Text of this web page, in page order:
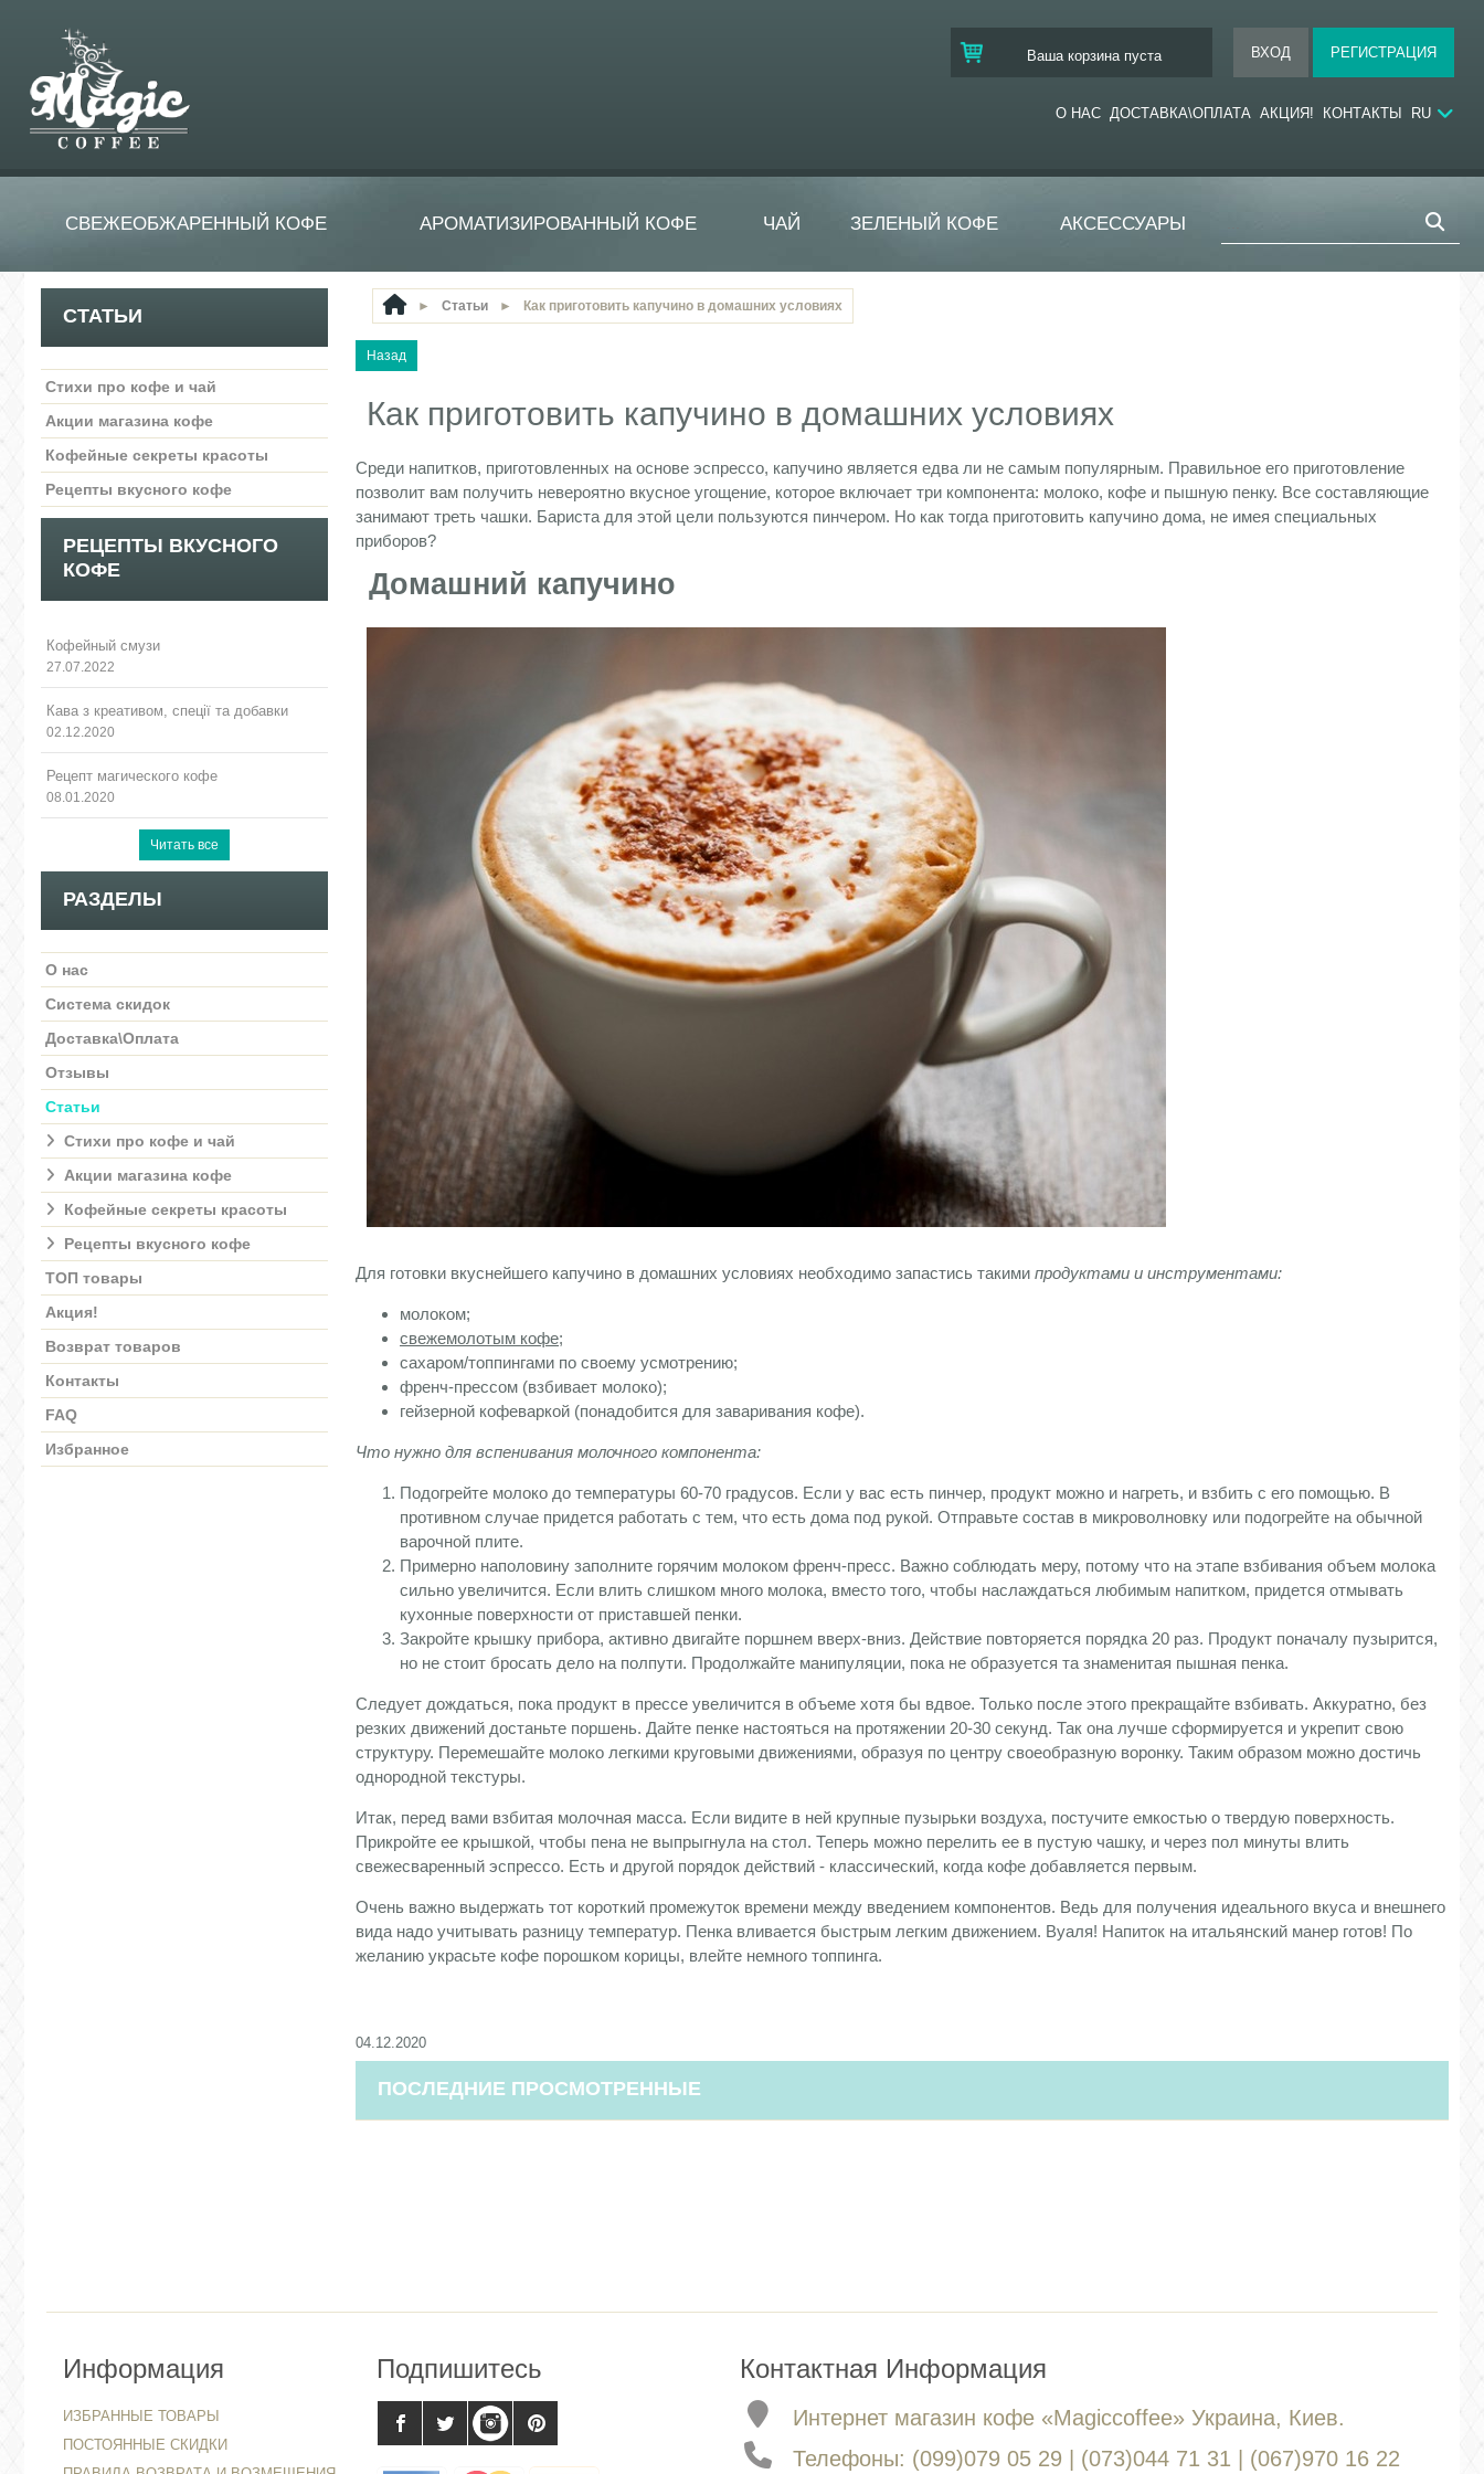
Ваша корзина пуста
О НАС ДОСТАВКА\ОПЛАТА АКЦИЯ! КОНТАКТЫ RU
СВЕЖЕОБЖАРЕННЫЙ КОФЕ АРОМАТИЗИРОВАННЫЙ КОФЕ ЧАЙ ЗЕЛЕНЫЙ КОФЕ АКСЕССУАРЫ
СТАТЬИ
Стихи про кофе и чай
Акции магазина кофе
Кофейные секреты красоты
Рецепты вкусного кофе
РЕЦЕПТЫ ВКУСНОГО
КОФЕ
Кофейный смузи
27.07.2022
Кава з креативом, спеції та добавки
02.12.2020
Рецепт магического кофе
08.01.2020
РАЗДЕЛЫ
О нас
Система скидок
Доставка\Оплата
Отзывы
Статьи
Стихи про кофе и чай
Акции магазина кофе
Кофейные секреты красоты
Рецепты вкусного кофе
ТОП товары
Акция!
Возврат товаров
Контакты
FAQ
Избранное
► Статьи ► Как приготовить капучино в домашних условиях
Как приготовить капучино в домашних условиях
Среди напитков, приготовленных на основе эспрессо, капучино является едва ли не самым популярным. Правильное его приготовление
позволит вам получить невероятно вкусное угощение, которое включает три компонента: молоко, кофе и пышную пенку. Все составляющие
занимают треть чашки. Бариста для этой цели пользуются пинчером. Но как тогда приготовить капучино дома, не имея специальных
приборов?
Домашний капучино
Для готовки вкуснейшего капучино в домашних условиях необходимо запастись такими продуктами и инструментами:
молоком;
свежемолотым кофе;
сахаром/топпингами по своему усмотрению;
френч-прессом (взбивает молоко);
гейзерной кофеваркой (понадобится для заваривания кофе).
Что нужно для вспенивания молочного компонента:
Подогрейте молоко до температуры 60-70 градусов. Если у вас есть пинчер, продукт можно и нагреть, и взбить с его помощью. В
противном случае придется работать с тем, что есть дома под рукой. Отправьте состав в микроволновку или подогрейте на обычной
варочной плите.
Примерно наполовину заполните горячим молоком френч-пресс. Важно соблюдать меру, потому что на этапе взбивания объем молока
сильно увеличится. Если влить слишком много молока, вместо того, чтобы наслаждаться любимым напитком, придется отмывать
кухонные поверхности от приставшей пенки.
Закройте крышку прибора, активно двигайте поршнем вверх-вниз. Действие повторяется порядка 20 раз. Продукт поначалу пузырится,
но не стоит бросать дело на полпути. Продолжайте манипуляции, пока не образуется та знаменитая пышная пенка.
Следует дождаться, пока продукт в прессе увеличится в объеме хотя бы вдвое. Только после этого прекращайте взбивать. Аккуратно, без
резких движений достаньте поршень. Дайте пенке настояться на протяжении 20-30 секунд. Так она лучше сформируется и укрепит свою
структуру. Перемешайте молоко легкими круговыми движениями, образуя по центру своеобразную воронку. Таким образом можно достичь
однородной текстуры.
Итак, перед вами взбитая молочная масса. Если видите в ней крупные пузырьки воздуха, постучите емкостью о твердую поверхность.
Прикройте ее крышкой, чтобы пена не выпрыгнула на стол. Теперь можно перелить ее в пустую чашку, и через пол минуты влить
свежесваренный эспрессо. Есть и другой порядок действий - классический, когда кофе добавляется первым.
Очень важно выдержать тот короткий промежуток времени между введением компонентов. Ведь для получения идеального вкуса и внешнего
вида надо учитывать разницу температур. Пенка вливается быстрым легким движением. Вуаля! Напиток на итальянский манер готов! По
желанию украсьте кофе порошком корицы, влейте немного топпинга.
04.12.2020
ПОСЛЕДНИЕ ПРОСМОТРЕННЫЕ
Информация
ИЗБРАННЫЕ ТОВАРЫ
ПОСТОЯННЫЕ СКИДКИ
Подпишитесь Контактная Информация
Интернет магазин кофе «Magiccoffee» Украина, Киев.
Телефоны: (099)079 05 29 | (073)044 71 31 | (067)970 16 22